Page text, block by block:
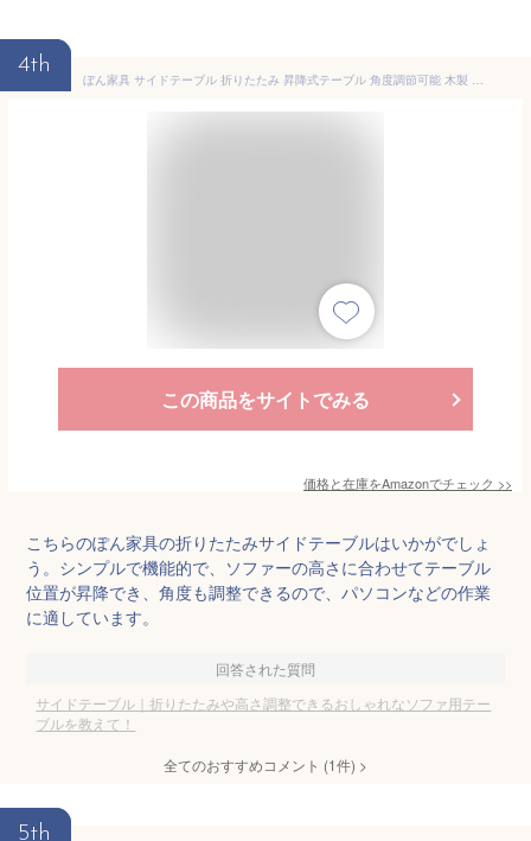
4th
ぼん家具 サイドテーブル 折りたたみ 昇降式テーブル 角度調節可能 木製 ソファテーブル ホワイト
この商品をサイトでみる
価格と在庫をAmazonでチェック >>
こちらのぽん家具の折りたたみサイドテーブルはいかがでしょ
う。シンプルで機能的で、ソファーの高さに合わせてテーブル
位置が昇降でき、角度も調整できるので、パソコンなどの作業
に適しています。
回答された質問
サイドテーブル｜折りたたみや高さ調整できるおしゃれなソファ用テー
ブルを教えて！
全てのおすすめコメント (1件) >
5th